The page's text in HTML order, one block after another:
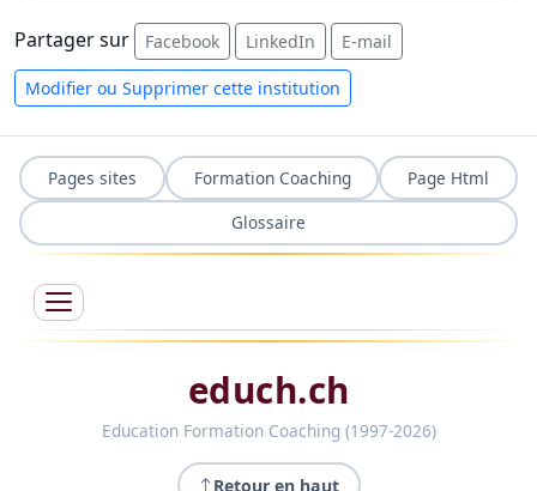
Partager sur Facebook LinkedIn E-mail
Modifier ou Supprimer cette institution
Pages sites Formation Coaching
Page Html
Glossaire
educh.ch
Education Formation Coaching (1997-2026)
Retour en haut